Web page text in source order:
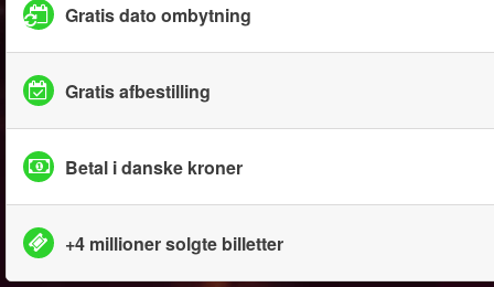
Gratis dato ombytning
Gratis afbestilling
Betal i danske kroner
+4 millioner solgte billetter